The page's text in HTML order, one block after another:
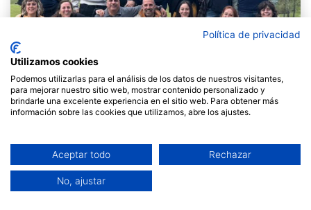
expressió anglesa que diu "Walk the talk"... En català
seria una cosa semblant a "predicar amb l'exemple", o
alguna cosa semblant a la congruència entre el que
proposem i el que fem.
Política de privacidad
Utilizamos cookies
Podemos utilizarlas para el análisis de los datos de nuestros visitantes,
para mejorar nuestro sitio web, mostrar contenido personalizado y
brindarle una excelente experiencia en el sitio web. Para obtener más
información sobre las cookies que utilizamos, abre los ajustes.
Aceptar todo Rechazar
No, ajustar